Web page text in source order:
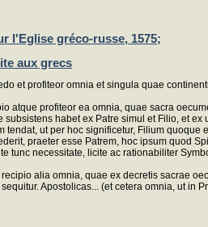
l'Eglise gréco-russe, 1575;
aux grecs
et profiteor omnia et singula quae
atque profiteor ea omnia, quae sacra
subsistens habet ex Patre simul et Filio, et
tendat, ut per hoc significetur, Filium
praeter esse Patrem, hoc ipsum quod
tunc necessitate, licite ac rationabiliter
recipio alia omnia, quae ex decretis sacrae
Apostolicas... (et cetera omnia, ut in